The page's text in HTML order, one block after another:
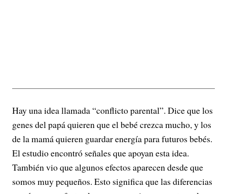
Hay una idea llamada “conflicto parental”. Dice que los
genes del papá quieren que el bebé crezca mucho, y los
de la mamá quieren guardar energía para futuros bebés.
El estudio encontró señales que apoyan esta idea.
También vio que algunos efectos aparecen desde que
somos muy pequeños. Esto significa que las diferencias